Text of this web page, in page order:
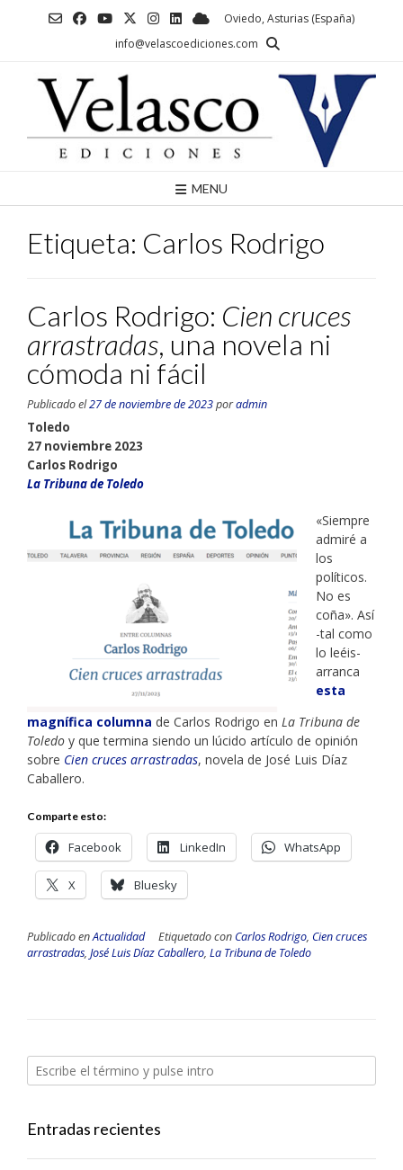
Oviedo, Asturias (España)
info@velascoediciones.com
MENU
Etiqueta: Carlos Rodrigo
Carlos Rodrigo: Cien cruces
arrastradas, una novela ni
cómoda ni fácil
Publicado el27 de noviembre de 2023poradmin
Toledo
27 noviembre 2023
Carlos Rodrigo
La Tribuna de Toledo
«Siempre
admiré a
los
políticos.
No es
coña». Así
-tal como
lo leéis-
arranca
esta
magnífica columna de Carlos Rodrigo en La Tribuna de
Toledo y que termina siendo un lúcido artículo de opinión
sobre Cien cruces arrastradas, novela de José Luis Díaz
Caballero.
Comparte esto:
Facebook LinkedIn WhatsApp
X Bluesky
Publicado enActualidad Etiquetado con Carlos Rodrigo, Cien cruces
arrastradas, José Luis Díaz Caballero, La Tribuna de Toledo
Entradas recientes